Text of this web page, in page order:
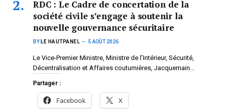
RDC : Le Cadre de concertation de la
société civile s’engage à soutenir la
nouvelle gouvernance sécuritaire
BY LE HAUTPANEL 5 AOÛT 2026
Le Vice-Premier Ministre, Ministre de l’Intérieur, Sécurité,
Décentralisation et Affaires coutumières, Jacquemain…
Partager :
Facebook X